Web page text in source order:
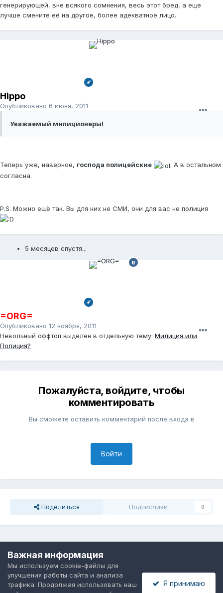
генерирующей, вне всякого сомнения, весь этот бред, а еще
лучше смените её на другое, более адекватное лицо.
Hippo
Опубликовано 6 июня, 2011
Уважаемый милиционеры!
Теперь уже, наверное, господа полицейские
А в остальном
согласна.
P.S. Можно ещё так. Вы для них не СМИ, они для вас не полиция
5 месяцев спустя...
=ORG=
Опубликовано 12 ноября, 2011
Невольный оффтоп выделен в отдельную тему: Милиция или
Полиция?
Пожалуйста, войдите, чтобы
комментировать
Вы сможете оставить комментарий после входа в
Войти
Поделиться Подписчики 0
Политика конфиденциальности
Обратная связь
Cookie-файлы
Важная информация
Мы используем cookie-файлы для
улучшения работы сайта и анализа
трафика. Продолжая использовать наш
Я принимаю